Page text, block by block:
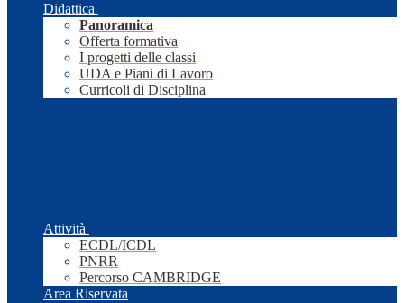
Didattica
Panoramica
Offerta formativa
I progetti delle classi
UDA e Piani di Lavoro
Curricoli di Disciplina
Attività
ECDL/ICDL
PNRR
Percorso CAMBRIDGE
Area Riservata